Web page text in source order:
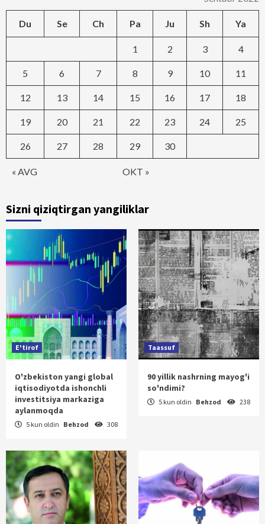
Du Se Ch Pa Ju Sh Ya
« AVG OKT »
1 2 3 4
5 6 7 8 9 10 11
12 13 14 15 16 17 18
19 20 21 22 23 24 25
26 27 28 29 30
Sizni qiziqtirgan yangiliklar
E'tirof
O'zbekiston yangi global
iqtisodiyotda ishonchli
investitsiya markaziga
aylanmoqda
5 kun oldin Behzod 308
Taassuf
90 yillik nashrning mayog'i
so'ndimi?
5 kun oldin Behzod 238